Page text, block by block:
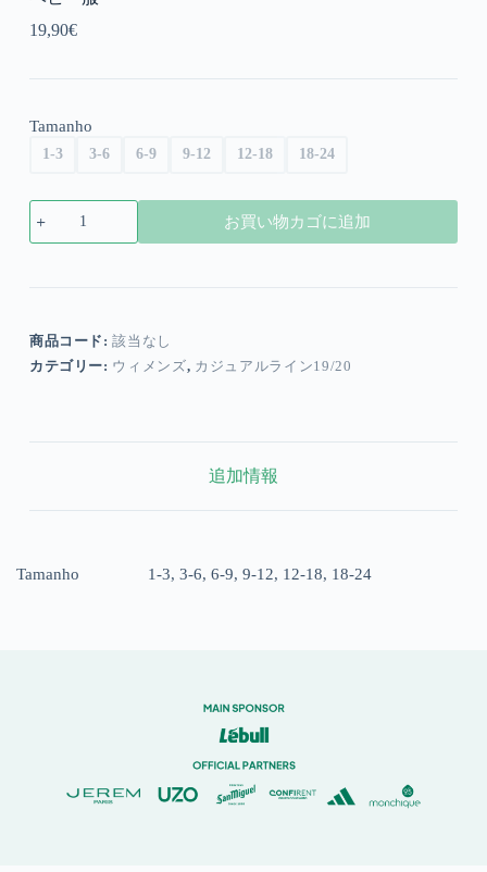
19,90€
Tamanho
1-3 3-6 6-9 9-12 12-18 18-24
ベ
ビ
お買い物カゴに追加
商品コード:該当なし
カテゴリー: ウィメンズ, カジュアルライン19/20
追加情報
Tamanho 1-3, 3-6, 6-9, 9-12, 12-18, 18-24